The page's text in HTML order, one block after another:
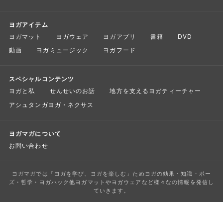
ヨガアイテム
ヨガマット ヨガウェア ヨガアプリ 書籍
DVD
動画
ヨガミュージック ヨガフード
スペシャルコンテンツ
ヨガと私 せんせいのお話
地方を支えるヨガティーチャー
アシュタンガヨガ・ネクサス
ヨガマガについて
お問い合わせ
ヨガマガでは「ヨガを学び、ヨガを楽しむ」ためヨガの効果・知識・ポー
ズ・哲学・ヨガハック他ヨガマットやヨガウェアなど様々なの情報を発信し
ていきます。